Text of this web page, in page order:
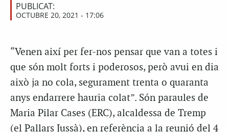
PUBLICAT:
OCTUBRE 20, 2021 - 17:06
“Venen així per fer-nos pensar que van a totes i
que són molt forts i poderosos, però avui en dia
això ja no cola, segurament trenta o quaranta
anys endarrere hauria colat”. Són paraules de
Maria Pilar Cases (ERC), alcaldessa de Tremp
(el Pallars Jussà), en referència a la reunió del 4